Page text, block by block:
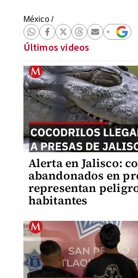
México/
Últimos videos
Alerta en Jalisco:
abandonados en
representan
habitantes